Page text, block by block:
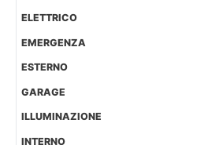
ELETTRICO
EMERGENZA
ESTERNO
GARAGE
ILLUMINAZIONE
INTERNO